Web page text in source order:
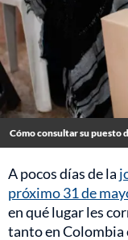
Cómo consultar su puesto
A pocos días de la
próximo 31 de
en qué lugar les
tanto en Colombia